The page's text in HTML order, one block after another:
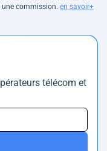
une commission. en savoir+
télécom et